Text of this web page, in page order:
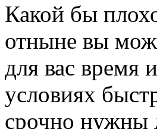
Какой бы
отныне вы
для вас время
условиях
срочно нужны